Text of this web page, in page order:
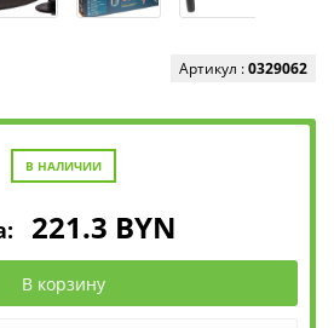
Артикул :0329062
В НАЛИЧИИ
221.3 BYN
В корзину